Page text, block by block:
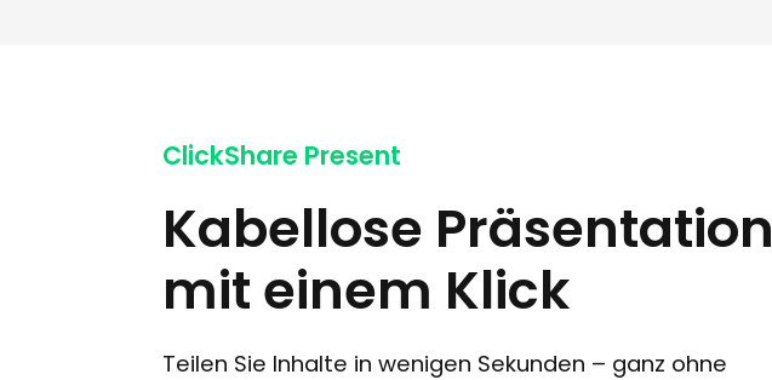
ClickShare Present
Kabellose Präsentation
mit einem Klick
Teilen Sie Inhalte in wenigen Sekunden – ganz ohne